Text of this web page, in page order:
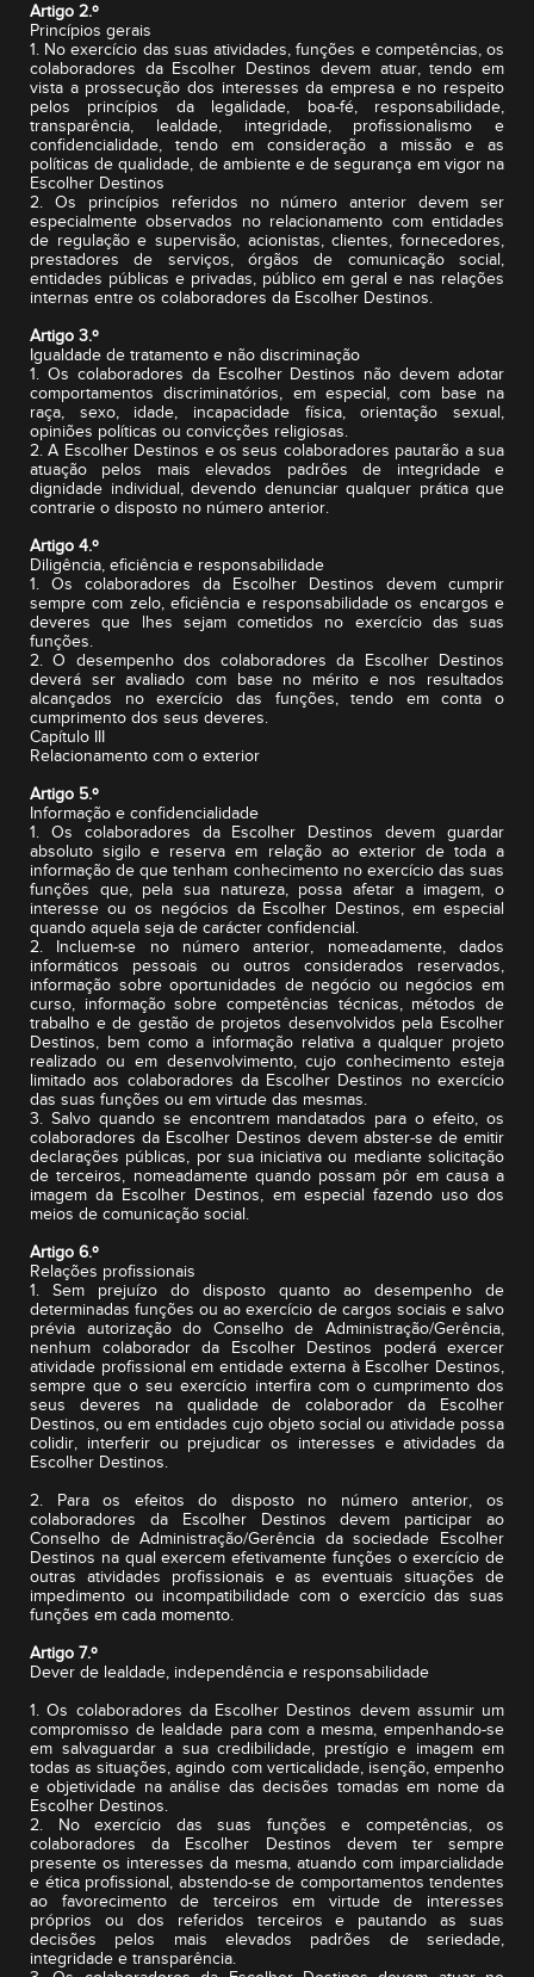
Artigo 2.º
Princípios gerais
1. No exercício das suas atividades, funções e competências, os
colaboradores da Escolher Destinos devem atuar, tendo em
vista a prossecução dos interesses da empresa e no respeito
pelos princípios da legalidade, boa-fé, responsabilidade,
transparência, lealdade, integridade, profissionalismo e
confidencialidade, tendo em consideração a missão e as
políticas de qualidade, de ambiente e de segurança em vigor na
Escolher Destinos
2. Os princípios referidos no número anterior devem ser
especialmente observados no relacionamento com entidades
de regulação e supervisão, acionistas, clientes, fornecedores,
prestadores de serviços, órgãos de comunicação social,
entidades públicas e privadas, público em geral e nas relações
internas entre os colaboradores da Escolher Destinos.
Artigo 3.º
Igualdade de tratamento e não discriminação
1. Os colaboradores da Escolher Destinos não devem adotar
comportamentos discriminatórios, em especial, com base na
raça, sexo, idade, incapacidade física, orientação sexual,
opiniões políticas ou convicções religiosas.
2. A Escolher Destinos e os seus colaboradores pautarão a sua
atuação pelos mais elevados padrões de integridade e
dignidade individual, devendo denunciar qualquer prática que
contrarie o disposto no número anterior.
Artigo 4.º
Diligência, eficiência e responsabilidade
1. Os colaboradores da Escolher Destinos devem cumprir
sempre com zelo, eficiência e responsabilidade os encargos e
deveres que lhes sejam cometidos no exercício das suas
funções.
2. O desempenho dos colaboradores da Escolher Destinos
deverá ser avaliado com base no mérito e nos resultados
alcançados no exercício das funções, tendo em conta o
cumprimento dos seus deveres.
Capítulo III
Relacionamento com o exterior
Artigo 5.º
Informação e confidencialidade
1. Os colaboradores da Escolher Destinos devem guardar
absoluto sigilo e reserva em relação ao exterior de toda a
informação de que tenham conhecimento no exercício das suas
funções que, pela sua natureza, possa afetar a imagem, o
interesse ou os negócios da Escolher Destinos, em especial
quando aquela seja de carácter confidencial.
2. Incluem-se no número anterior, nomeadamente, dados
informáticos pessoais ou outros considerados reservados,
informação sobre oportunidades de negócio ou negócios em
curso, informação sobre competências técnicas, métodos de
trabalho e de gestão de projetos desenvolvidos pela Escolher
Destinos, bem como a informação relativa a qualquer projeto
realizado ou em desenvolvimento, cujo conhecimento esteja
limitado aos colaboradores da Escolher Destinos no exercício
das suas funções ou em virtude das mesmas.
3. Salvo quando se encontrem mandatados para o efeito, os
colaboradores da Escolher Destinos devem abster-se de emitir
declarações públicas, por sua iniciativa ou mediante solicitação
de terceiros, nomeadamente quando possam pôr em causa a
imagem da Escolher Destinos, em especial fazendo uso dos
meios de comunicação social.
Artigo 6.º
Relações profissionais
1. Sem prejuízo do disposto quanto ao desempenho de
determinadas funções ou ao exercício de cargos sociais e salvo
prévia autorização do Conselho de Administração/Gerência,
nenhum colaborador da Escolher Destinos poderá exercer
atividade profissional em entidade externa à Escolher Destinos,
sempre que o seu exercício interfira com o cumprimento dos
seus deveres na qualidade de colaborador da Escolher
Destinos, ou em entidades cujo objeto social ou atividade possa
colidir, interferir ou prejudicar os interesses e atividades da
Escolher Destinos.
2. Para os efeitos do disposto no número anterior, os
colaboradores da Escolher Destinos devem participar ao
Conselho de Administração/Gerência da sociedade Escolher
Destinos na qual exercem efetivamente funções o exercício de
outras atividades profissionais e as eventuais situações de
impedimento ou incompatibilidade com o exercício das suas
funções em cada momento.
Artigo 7.º
Dever de lealdade, independência e responsabilidade
1. Os colaboradores da Escolher Destinos devem assumir um
compromisso de lealdade para com a mesma, empenhando-se
em salvaguardar a sua credibilidade, prestígio e imagem em
todas as situações, agindo com verticalidade, isenção, empenho
e objetividade na análise das decisões tomadas em nome da
Escolher Destinos.
2. No exercício das suas funções e competências, os
colaboradores da Escolher Destinos devem ter sempre
presente os interesses da mesma, atuando com imparcialidade
e ética profissional, abstendo-se de comportamentos tendentes
ao favorecimento de terceiros em virtude de interesses
próprios ou dos referidos terceiros e pautando as suas
decisões pelos mais elevados padrões de seriedade,
integridade e transparência.